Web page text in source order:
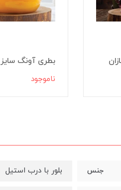
بطری آونگ سایز 2 زیباسازان
ناموجود
جنس بلور با درب استیل